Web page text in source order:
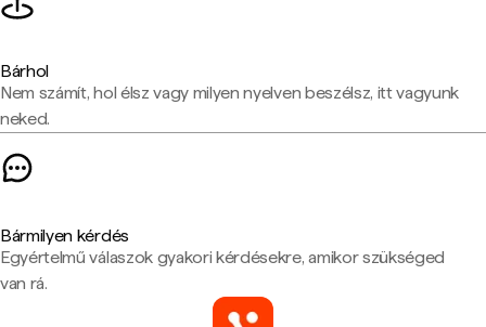
Bárhol
Nem számít, hol élsz vagy milyen nyelven beszélsz, itt vagyunk
neked.
Bármilyen kérdés
Egyértelmű válaszok gyakori kérdésekre, amikor szükséged
van rá.